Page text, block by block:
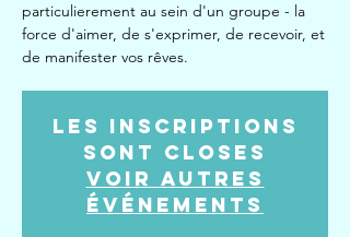
particulierement au sein d'un groupe - la
force d'aimer, de s'exprimer, de recevoir, et
de manifester vos rêves.
Les inscriptions
sont closes
Voir autres
événements